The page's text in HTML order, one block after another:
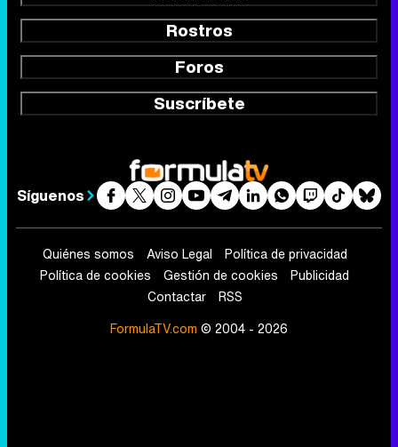
Rostros
Foros
Suscríbete
Síguenos
Quiénes somos Aviso Legal
Política de privacidad
Política de cookies
Gestión de cookies
Publicidad
Contactar
RSS
FormulaTV.com © 2004 - 2026